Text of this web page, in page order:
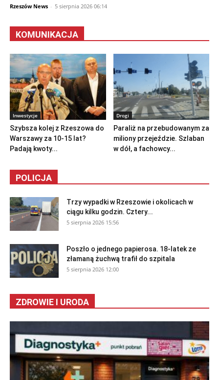
Rzeszów News - 5 sierpnia 2026 06:14
KOMUNIKACJA
Inwestycje
Szybsza kolej z Rzeszowa do
Warszawy za 10-15 lat?
Padają kwoty...
Drogi
Paraliż na przebudowanym za
miliony przejeździe. Szlaban
w dół, a fachowcy...
POLICJA
Trzy wypadki w Rzeszowie i okolicach w
ciągu kilku godzin. Cztery...
5 sierpnia 2026 15:56
Poszło o jednego papierosa. 18-latek ze
złamaną żuchwą trafił do szpitala
5 sierpnia 2026 12:00
ZDROWIE I URODA